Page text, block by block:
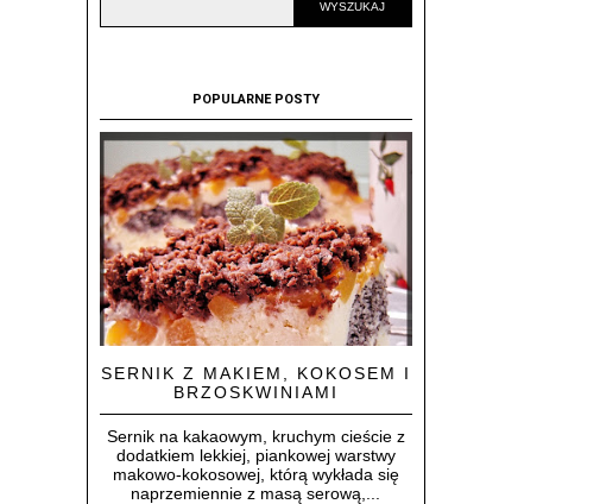
POPULARNE POSTY
SERNIK Z MAKIEM, KOKOSEM I
BRZOSKWINIAMI
Sernik na kakaowym, kruchym cieście z
dodatkiem lekkiej, piankowej warstwy
makowo-kokosowej, którą wykłada się
naprzemiennie z masą serową,...